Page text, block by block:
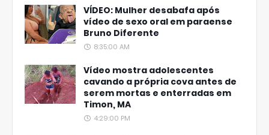
VÍDEO: Mulher desabafa após
vídeo de sexo oral em paraense
Bruno Diferente
8:35:00 AM
Vídeo mostra adolescentes
cavando a própria cova antes de
serem mortas e enterradas em
Timon, MA
4:29:00 PM